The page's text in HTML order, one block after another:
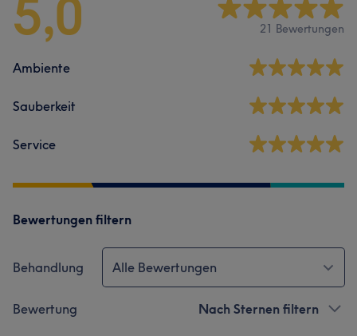
5,0 21 Bewertungen
Ambiente
Sauberkeit
Service
Bewertungen filtern
Behandlung Alle Bewertungen
Bewertung Nach Sternen filtern